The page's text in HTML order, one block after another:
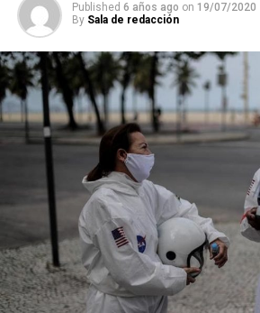
Published 6 años ago on 19/07/2020
By Sala de redacción